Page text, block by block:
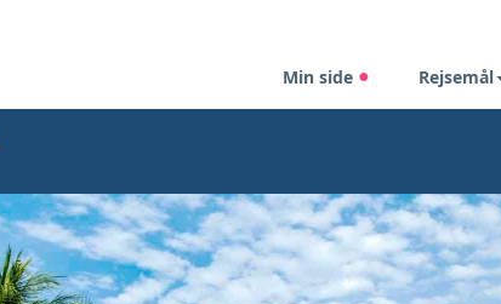
Min side Rejsemål